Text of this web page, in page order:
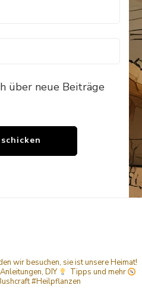
über neue Beiträge
wir besuchen, sie ist unsere Heimat!
Anleitungen, DIY Tipps und mehr
#Heilpflanzen